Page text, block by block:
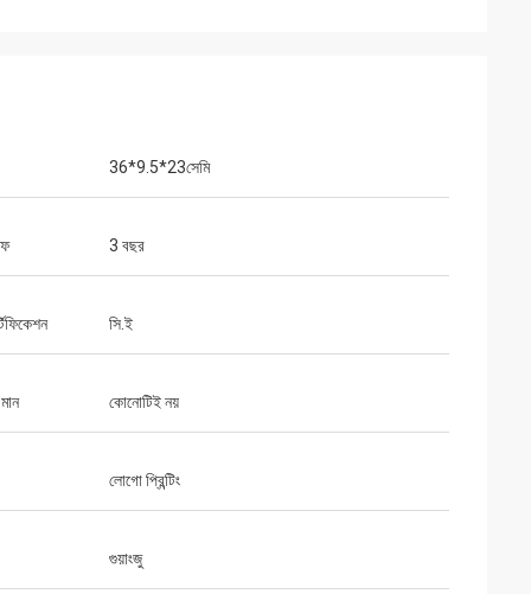
36*9.5*23সেমি
3 বছর
সি.ই
কোনোটিই নয়
লোগো প্রিন্টিং
গুয়াংজু